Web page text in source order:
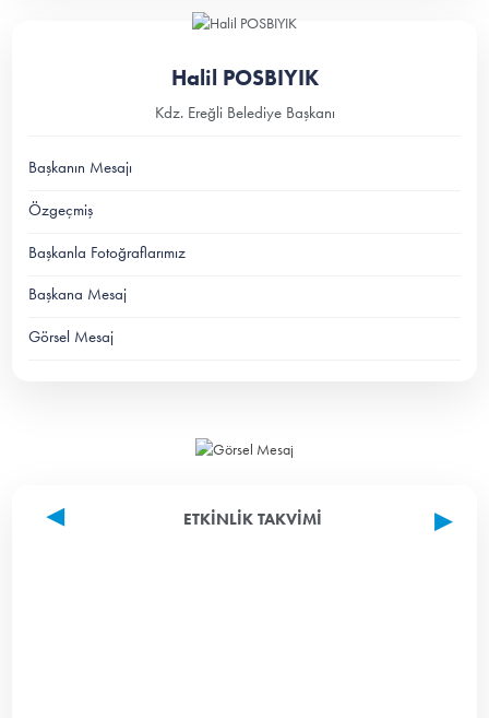
Halil POSBIYIK
Kdz. Ereğli Belediye Başkanı
Başkanın Mesajı
Özgeçmiş
Başkanla Fotoğraflarımız
Başkana Mesaj
Görsel Mesaj
ETKINLIK TAKVIMI